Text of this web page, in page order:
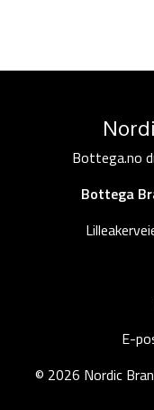
Bottega.no
Bottega
E-
© 2026 Nordic